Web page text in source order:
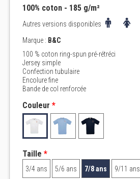
100% coton - 185 g/m²
Autres versions disponibles
Marque : B&C
100 % coton ring-spun pré-rétréci
Jersey simple
Confection tubulaire
Encolure fine
Bande de col renforcée
Couleur *
Taille *
3/4 ans 5/6 ans 7/8 ans 9/11 ans